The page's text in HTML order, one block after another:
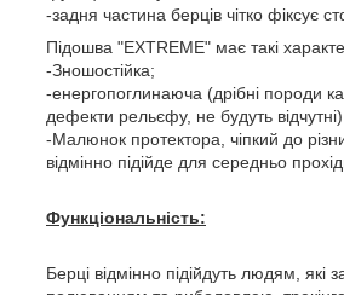
-задня частина берців чітко фіксує
Підошва "EXTREME" має такі
-Зношостійка;
-енергопоглинаюча (дрібні породи
дефекти рельєфу, не будуть
-Малюнок протектора, чіпкий до
відмінно підійде для середньо
Функціональність:
Берці відмінно підійдуть людям, які